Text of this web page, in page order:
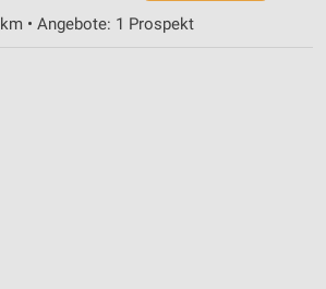
• Angebote: 1 Prospekt